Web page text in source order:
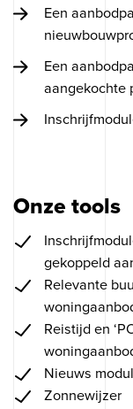
Een
Een
aangekochte
Onze tools
gekoppeld
Relevante
Reistijd en
Nieuws
Zonnewijzer
Op zoek
070 - 322 97 33